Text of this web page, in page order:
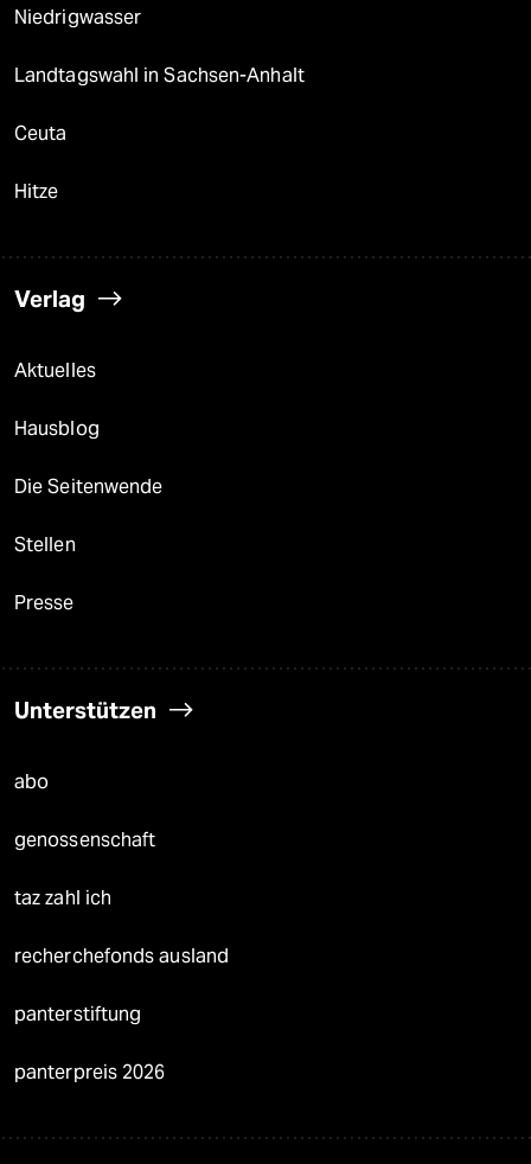
Niedrigwasser
Landtagswahl in Sachsen-Anhalt
Ceuta
Hitze
Verlag
Aktuelles
Hausblog
Die Seitenwende
Stellen
Presse
Unterstützen
abo
genossenschaft
taz zahl ich
recherchefonds ausland
panterstiftung
panterpreis 2026